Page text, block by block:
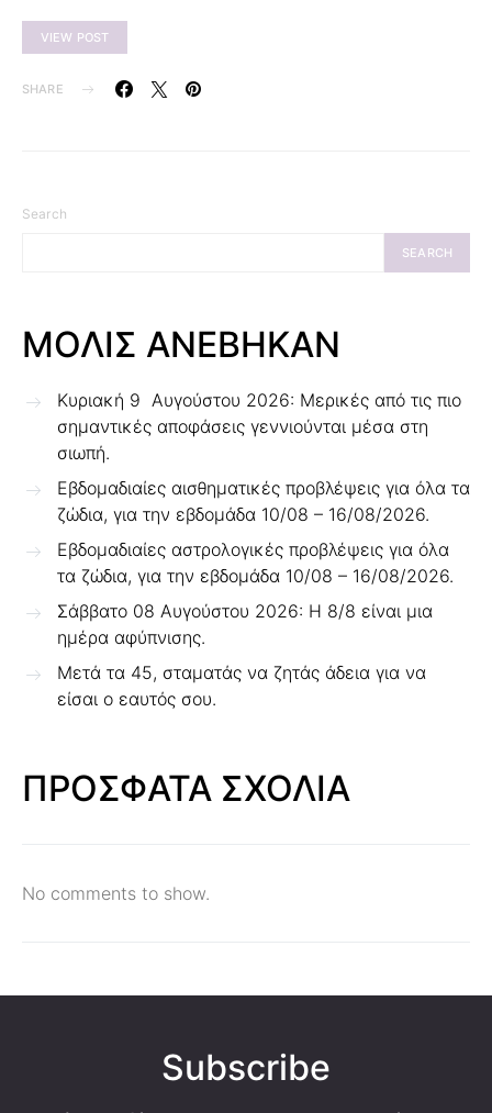
VIEW POST
SHARE
Search
SEARCH
ΜΟΛΙΣ ΑΝΕΒΗΚΑΝ
Κυριακή 9 Αυγούστου 2026: Μερικές από τις πιο
σημαντικές αποφάσεις γεννιούνται μέσα στη
σιωπή.
Εβδομαδιαίες αισθηματικές προβλέψεις για όλα τα
ζώδια, για την εβδομάδα 10/08 – 16/08/2026.
Εβδομαδιαίες αστρολογικές προβλέψεις για όλα
τα ζώδια, για την εβδομάδα 10/08 – 16/08/2026.
Σάββατο 08 Αυγούστου 2026: Η 8/8 είναι μια
ημέρα αφύπνισης.
Μετά τα 45, σταματάς να ζητάς άδεια για να
είσαι ο εαυτός σου.
ΠΡΟΣΦΑΤΑ ΣΧΟΛΙΑ
No comments to show.
Subscribe